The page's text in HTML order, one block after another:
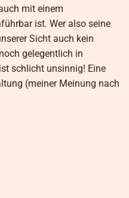
mit einem
ist. Wer also seine
Sicht auch kein
gelegentlich in
schlicht unsinnig! Eine
(meiner Meinung nach